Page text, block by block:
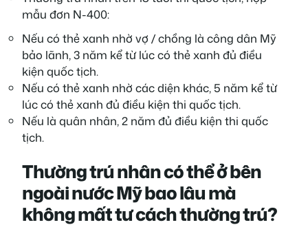
mẫu đơn N-400:
Nếu có thẻ xanh nhờ vợ / chồng là công dân Mỹ
bảo lãnh, 3 năm kể từ lúc có thẻ xanh đủ điều
kiện quốc tịch.
Nếu có thẻ xanh nhờ các diện khác, 5 năm kể từ
lúc có thẻ xanh đủ điều kiện thi quốc tịch.
Nếu là quân nhân, 2 năm đủ điều kiện thi quốc
tịch.
Thường trú nhân có thể ở bên
ngoài nước Mỹ bao lâu mà
không mất tư cách thường trú?